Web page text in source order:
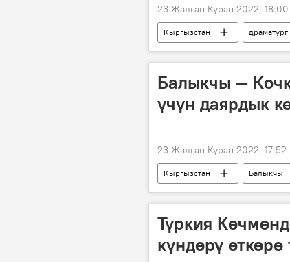
23 Жалган Куран 2022, 18:00
Кыргызстан драматург
Балыкчы —
үчүн даярдык
23 Жалган Куран 2022, 17:52
Кыргызстан Балыкчы
Түркия
күндөрү